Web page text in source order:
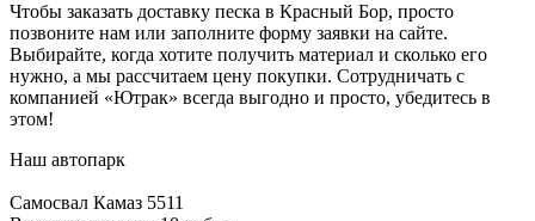
Чтобы заказать доставку песка в Красный Бор, просто
позвоните нам или заполните форму заявки на сайте.
Выбирайте, когда хотите получить материал и сколько его
нужно, а мы рассчитаем цену покупки. Сотрудничать с
компанией «Ютрак» всегда выгодно и просто, убедитесь в
этом!
Наш автопарк
Самосвал Камаз 5511